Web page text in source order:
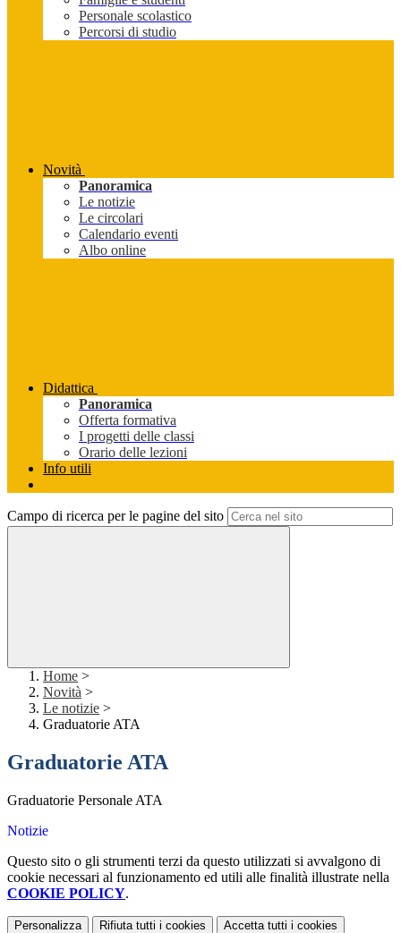
Personale scolastico
Percorsi di studio
Novità
Panoramica
Le notizie
Le circolari
Calendario eventi
Albo online
Didattica
Panoramica
Offerta formativa
I progetti delle classi
Orario delle lezioni
Info utili
Campo di ricerca per le pagine del sito
Home >
Novità >
Le notizie >
Graduatorie ATA
Graduatorie ATA
Graduatorie Personale ATA
Notizie
Questo sito o gli strumenti terzi da questo utilizzati si avvalgono di
cookie necessari al funzionamento ed utili alle finalità illustrate nella
COOKIE POLICY.
Personalizza Rifiuta tutti i cookies Accetta tutti i cookies